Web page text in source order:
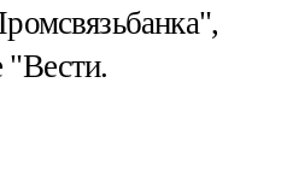
"Вести.